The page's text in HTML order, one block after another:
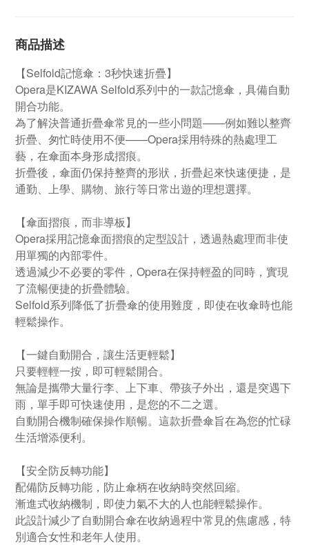
商品描述
【Selfold記憶傘：3秒快速折疊】
Opera是KIZAWA Selfold系列中的一款記憶傘，具備自動
開合功能。
為了解決普通折疊傘常見的一些小問題——例如難以整齊
折疊、匆忙時使用不便——Opera採用特殊的熱處理工
藝，在傘面本身形成摺痕。
折疊後，傘面仍保持整齊的形狀，折疊起來快速便捷，是
通勤、上學、購物、旅行等日常出遊的理想選擇。
【傘面摺痕，而非導板】
Opera採用記憶傘面摺痕的定型設計，透過熱處理而非使
用單獨的內部零件。
透過減少不必要的零件，Opera在保持輕盈的同時，實現
了流暢便捷的折疊體驗。
Selfold系列降低了折疊傘的使用難度，即使在收傘時也能
輕鬆操作。
【一鍵自動開合，讓生活更輕鬆】
只要輕輕一按，即可輕鬆開合。
無論是攜帶大量行李、上下車、帶孩子外出，還是突遇下
雨，單手即可快速使用，是您的不二之選。
自動開合機制確保操作順暢。這款折疊傘旨在為您的忙碌
生活增添便利。
【安全防反轉功能】
配備防反轉功能，防止傘柄在收納時突然回縮。
漸進式收納機制，即使力氣不大的人也能輕鬆操作。
此設計減少了自動開合傘在收納過程中常見的焦慮感，特
別適合女性和老年人使用。